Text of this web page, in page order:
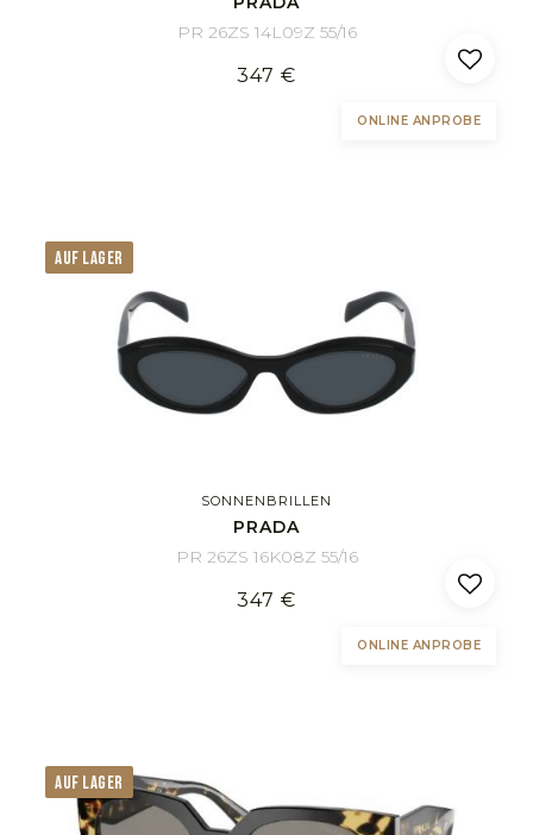
PR 26ZS 14L09Z 55/16
347 €
ONLINE ANPROBE
AUF LAGER
SONNENBRILLEN
PRADA
PR 26ZS 16K08Z 55/16
347 €
ONLINE ANPROBE
AUF LAGER